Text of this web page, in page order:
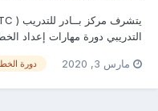
التدريبي دورة مهارات إعداد
الخاص بالبرنامج التدريبي أو من
مارس 3, 2020 دورة